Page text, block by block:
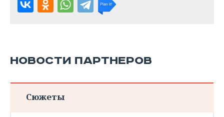
НОВОСТИ ПАРТНЕРОВ
Сюжеты